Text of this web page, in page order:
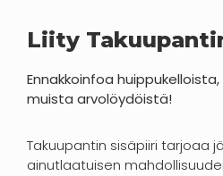
Liity
Ennakkoinfoa
muista arvolöydöistä!
Takuupantin sisäpiiri tarjoaa
ainutlaatuisen